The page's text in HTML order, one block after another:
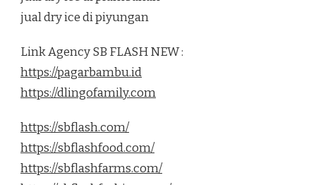
jual dry ice di piyungan
Link Agency SB FLASH NEW :
https://pagarbambu.id
https://dlingofamily.com
https://sbflash.com/
https://sbflashfood.com/
https://sbflashfarms.com/